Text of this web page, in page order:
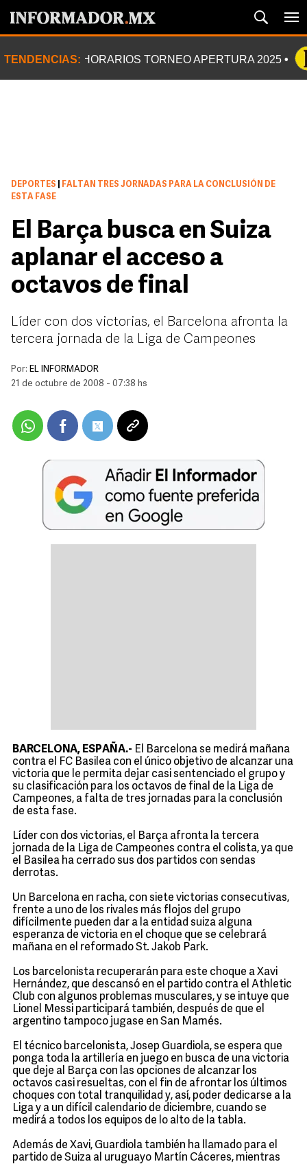
TENDENCIAS: HORARIOS TORNEO APERTURA 2025
DEPORTES
FALTAN TRES JORNADAS PARA LA CONCLUSIÓN DE
ESTA FASE
El Barça busca en Suiza
aplanar el acceso a
octavos de final
Líder con dos victorias, el Barcelona afronta la
tercera jornada de la Liga de Campeones
Por: EL INFORMADOR
21 de octubre de 2008 - 07:38 hs
BARCELONA, ESPAÑA.- El Barcelona se medirá mañana
contra el FC Basilea con el único objetivo de alcanzar una
victoria que le permita dejar casi sentenciado el grupo y
su clasificación para los octavos de final de la Liga de
Campeones, a falta de tres jornadas para la conclusión
de esta fase.
Líder con dos victorias, el Barça afronta la tercera
jornada de la Liga de Campeones contra el colista, ya que
el Basilea ha cerrado sus dos partidos con sendas
derrotas.
Un Barcelona en racha, con siete victorias consecutivas,
frente a uno de los rivales más flojos del grupo
difícilmente pueden dar a la entidad suiza alguna
esperanza de victoria en el choque que se celebrará
mañana en el reformado St. Jakob Park.
Los barcelonista recuperarán para este choque a Xavi
Hernández, que descansó en el partido contra el Athletic
Club con algunos problemas musculares, y se intuye que
Lionel Messi participará también, después de que el
argentino tampoco jugase en San Mamés.
El técnico barcelonista, Josep Guardiola, se espera que
ponga toda la artillería en juego en busca de una victoria
que deje al Barça con las opciones de alcanzar los
octavos casi resueltas, con el fin de afrontar los últimos
choques con total tranquilidad y, así, poder dedicarse a la
Liga y a un difícil calendario de diciembre, cuando se
medirá a todos los equipos de lo alto de la tabla.
Además de Xavi, Guardiola también ha llamado para el
partido de Suiza al uruguayo Martín Cáceres, mientras